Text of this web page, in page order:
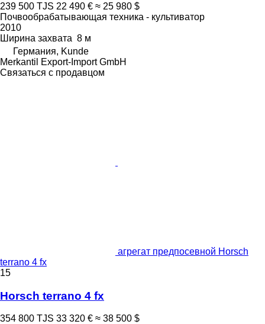
239 500 TJS 22 490 € ≈ 25 980 $
Почвообрабатывающая техника - культиватор
2010
Ширина захвата 8 м
Германия, Kunde
Merkantil Export-Import GmbH
Связаться с продавцом
агрегат предпосевной Horsch
terrano 4 fx
15
Horsch terrano 4 fx
354 800 TJS 33 320 € ≈ 38 500 $